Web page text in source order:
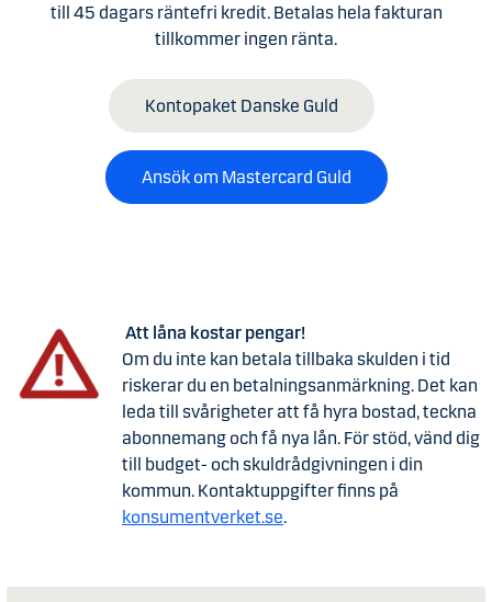
till 45 dagars räntefri kredit. Betalas hela fakturan
tillkommer ingen ränta.
Kontopaket Danske Guld
Ansök om Mastercard Guld
Att låna kostar pengar!
Om du inte kan betala tillbaka skulden i tid
riskerar du en betalningsanmärkning. Det kan
leda till svårigheter att få hyra bostad, teckna
abonnemang och få nya lån. För stöd, vänd dig
till budget- och skuldrådgivningen i din
kommun. Kontaktuppgifter finns på
konsumentverket.se.